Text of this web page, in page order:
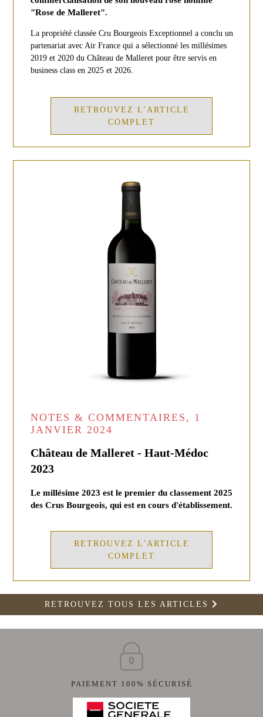
"Rose de Malleret".
La propriété classée Cru Bourgeois Exceptionnel a conclu un
partenariat avec Air France qui a sélectionné les millésimes
2019 et 2020 du Château de Malleret pour être servis en
business class en 2025 et 2026.
RETROUVEZ L'ARTICLE
COMPLET
NOTES & COMMENTAIRES, 1
JANVIER 2024
Château de Malleret - Haut-Médoc
2023
Le millésime 2023 est le premier du classement 2025
des Crus Bourgeois, qui est en cours d'établissement.
RETROUVEZ L'ARTICLE
COMPLET
RETROUVEZ TOUS LES ARTICLES
PAIEMENT 100% SÉCURISÉ